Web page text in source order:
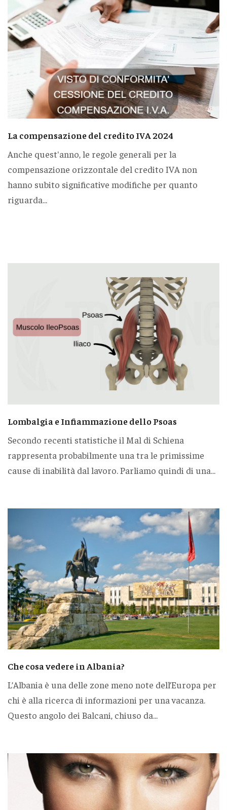
La compensazione del credito IVA 2024
Anche quest'anno, le regole generali per la
compensazione orizzontale del credito IVA non
hanno subito significative modifiche per quanto
riguarda...
Lombalgia e Infiammazione dello Psoas
Secondo recenti statistiche il Mal di Schiena
rappresenta probabilmente una tra le primissime
cause di inabilità dal lavoro. Parliamo quindi di una...
Che cosa vedere in Albania?
L’Albania è una delle zone meno note dell’Europa per
chi è alla ricerca di informazioni per una vacanza.
Questo angolo dei Balcani, chiuso da...